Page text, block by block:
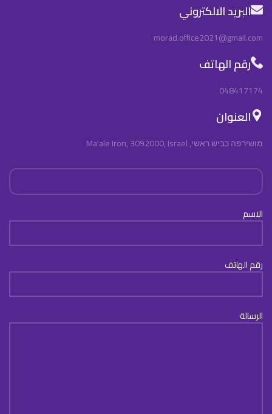
البريد الالكتروني
morad.office2021@gmail.com
رقم الهاتف
048417174
العنوان
מושירפה כביש ראשי, Ma'ale Iron, 3092000, Israel
الاسم
رقم الهاتف
الرسالة